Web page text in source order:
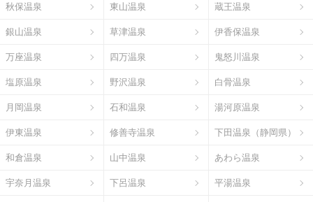
秋保温泉 東山温泉 蔵王温泉
銀山温泉 草津温泉 伊香保温泉
万座温泉 四万温泉 鬼怒川温泉
塩原温泉 野沢温泉 白骨温泉
月岡温泉 石和温泉 湯河原温泉
伊東温泉 修善寺温泉 下田温泉（静岡県）
和倉温泉 山中温泉 あわら温泉
宇奈月温泉 下呂温泉 平湯温泉